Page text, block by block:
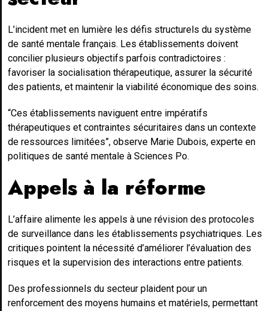
L’incident met en lumière les défis structurels du système
de santé mentale français. Les établissements doivent
concilier plusieurs objectifs parfois contradictoires :
favoriser la socialisation thérapeutique, assurer la sécurité
des patients, et maintenir la viabilité économique des soins.
“Ces établissements naviguent entre impératifs
thérapeutiques et contraintes sécuritaires dans un contexte
de ressources limitées”, observe Marie Dubois, experte en
politiques de santé mentale à Sciences Po.
Appels à la réforme
L’affaire alimente les appels à une révision des protocoles
de surveillance dans les établissements psychiatriques. Les
critiques pointent la nécessité d’améliorer l’évaluation des
risques et la supervision des interactions entre patients.
Des professionnels du secteur plaident pour un
renforcement des moyens humains et matériels, permettant